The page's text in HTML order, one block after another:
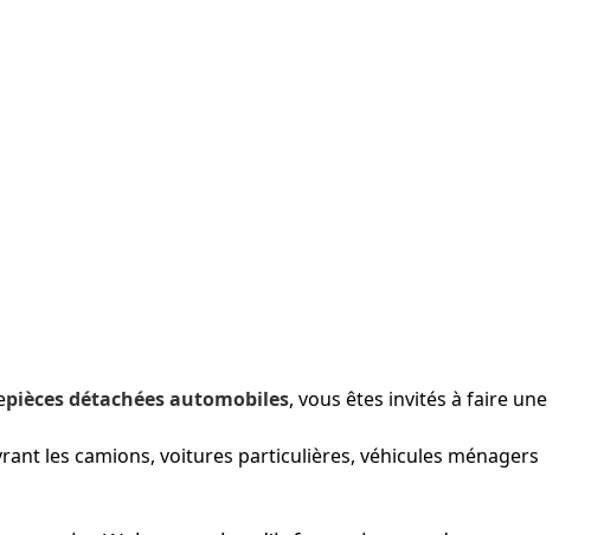
pièces détachées automobiles, vous êtes invités à faire une
les camions, voitures particulières, véhicules ménagers